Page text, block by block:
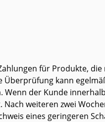
für Produkte,
kann
Wenn der Kunde
weiteren zwei
eines geringeren